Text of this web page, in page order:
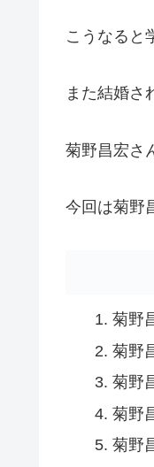
こうなると
また結婚さ
菊野昌宏さ
今回は菊野
菊野
菊野
菊野
菊野
菊野